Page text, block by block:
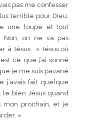
pas me confesser
terrible pour Dieu.
une loupe et tout
Non, on ne va pas
à Jésus : « Jésus où
ce que j’ai sonné
je me suis pavané
j’avais fait quelque
le bien Jésus quand
mon prochain, et je
»